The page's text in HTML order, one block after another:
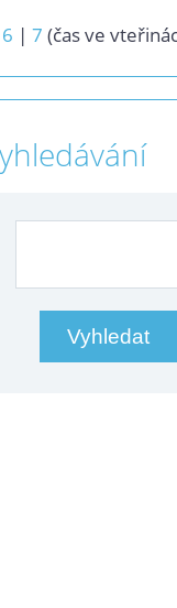
6 | 7 (čas ve